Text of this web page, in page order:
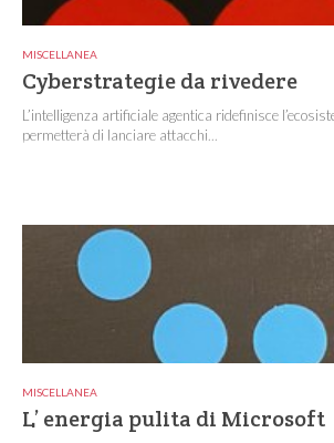
MISCELLANEA
Cyberstrategie da rivedere
L’intelligenza artificiale agentica ridefinisce
permetterà di lanciare attacchi...
MISCELLANEA
L’ energia pulita di Microsoft